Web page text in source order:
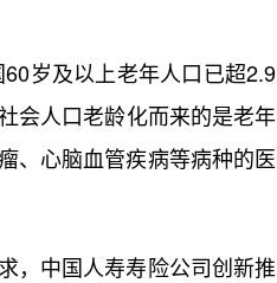
岁及以上老年人口已超2.9
会人口老龄化而来的是老年
、心脑血管疾病等病种的医
，中国人寿寿险公司创新推